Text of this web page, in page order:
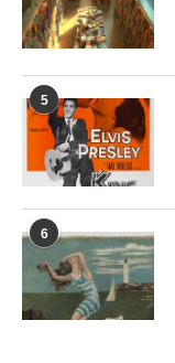
5
6